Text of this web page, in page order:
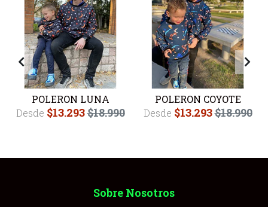
POLERON LUNA
Desde $13.293$18.990
POLERON COYOTE
Desde $13.293$18.990
Sobre Nosotros